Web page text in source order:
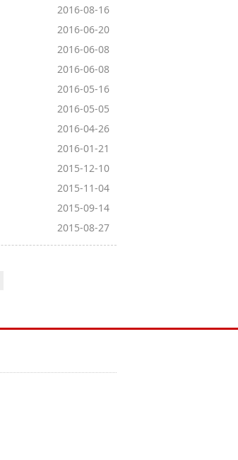
2016-08-16
2016-06-20
2016-06-08
2016-06-08
2016-05-16
2016-05-05
2016-04-26
2016-01-21
2015-12-10
2015-11-04
2015-09-14
2015-08-27